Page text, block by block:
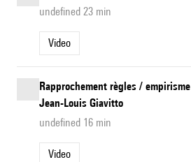
undefined 23 min
Video
Rapprochement règles /
Jean-Louis Giavitto
undefined 16 min
Video